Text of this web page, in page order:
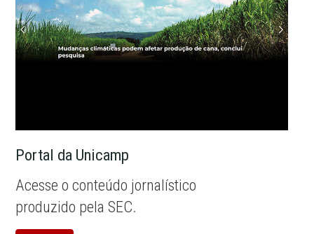
Portal da Unicamp
Acesse o conteúdo jornalístico
produzido pela SEC.